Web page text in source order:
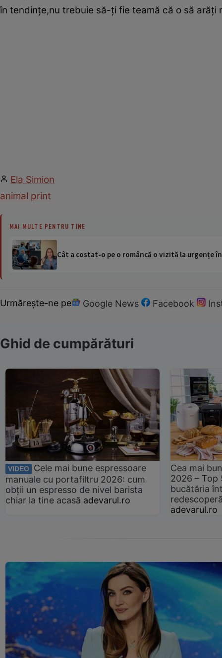
în tendinţe,nu trebuie să-ţi fie teamă că o să arăţi
Ela Simion
animal print
MAI MULTE PENTRU TINE
Cât a costat-o pe o româncă o vizită la urgențe
Urmărește-ne pe Google News Facebook
Ghid de cumpărături
VIDEO
Cele mai bune espressoare
manuale cu portafiltru 2026: cum
obții un espresso de nivel barista
chiar la tine acasă adevarul.ro
Cea mai
2026 –
bucătăria
adevarul.ro